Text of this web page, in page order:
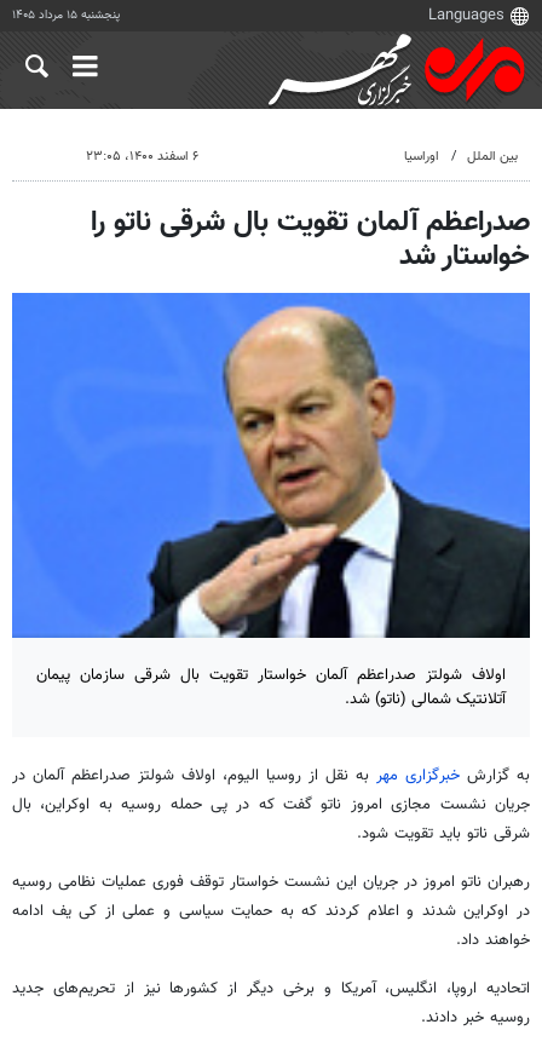
پنجشنبه ۱۵ مرداد ۱۴۰۵
بین الملل اوراسیا ۶ اسفند ۱۴۰۰، ۲۳:۰۵
صدراعظم آلمان تقویت بال شرقی ناتو را
خواستار شد
اولاف شولتز صدراعظم آلمان خواستار تقویت بال شرقی سازمان پیمان
آتلانتیک شمالی (ناتو) شد.
به گزارش خبرگزاری مهر به نقل از روسیا الیوم، اولاف شولتز صدراعظم آلمان در
جریان نشست مجازی امروز ناتو گفت که در پی حمله روسیه به اوکراین، بال
شرقی ناتو باید تقویت شود.
رهبران ناتو امروز در جریان این نشست خواستار توقف فوری عملیات نظامی روسیه
در اوکراین شدند و اعلام کردند که به حمایت سیاسی و عملی از کییف ادامه
خواهند داد.
اتحادیه اروپا، انگلیس، آمریکا و برخی دیگر از کشورها نیز از تحریم‌های جدید
روسیه خبر دادند.